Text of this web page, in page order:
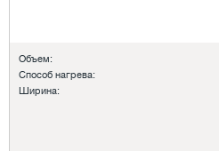
Объем:
Способ нагрева:
Ширина: